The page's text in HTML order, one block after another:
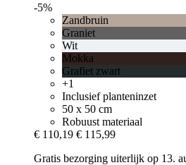
-5%
Zandbruin
Graniet
Wit
Mokka
Grafiet zwart
+1
Inclusief planteninzet
50 x 50 cm
Robuust materiaal
€ 110,19 € 115,99
Gratis bezorging uiterlijk op 13.